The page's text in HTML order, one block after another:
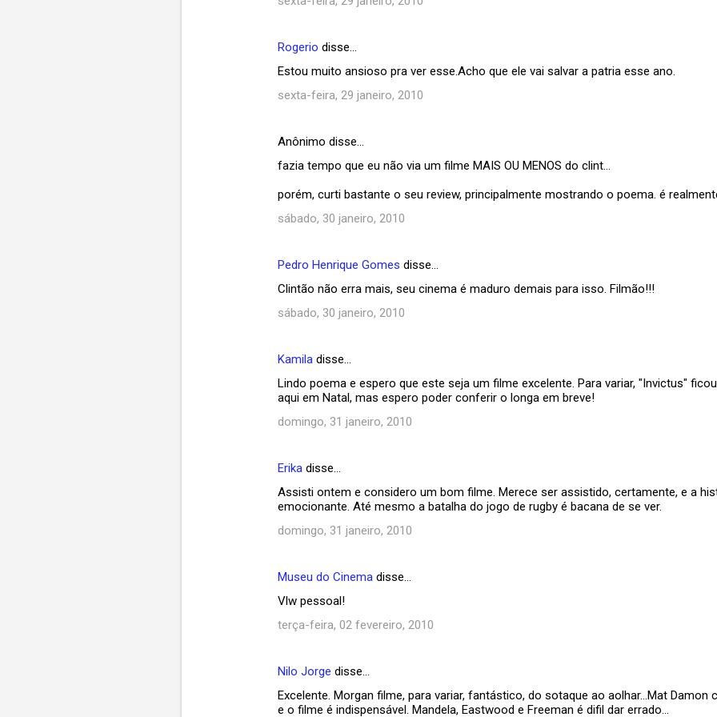
Rogerio disse…
Estou muito ansioso pra ver esse.Acho que ele vai salvar a patria esse ano.
sexta-feira, 29 janeiro, 2010
Anônimo disse…
fazia tempo que eu não via um filme MAIS OU MENOS do clint...
porém, curti bastante o seu review, principalmente mostrando o poema. é
sábado, 30 janeiro, 2010
Pedro Henrique Gomes disse…
Clintão não erra mais, seu cinema é maduro demais para isso. Filmão!!!
sábado, 30 janeiro, 2010
Kamila disse…
Lindo poema e espero que este seja um filme excelente. Para variar, "Invictus"
aqui em Natal, mas espero poder conferir o longa em breve!
domingo, 31 janeiro, 2010
Erika disse…
Assisti ontem e considero um bom filme. Merece ser assistido, certamente, e a
emocionante. Até mesmo a batalha do jogo de rugby é bacana de se ver.
domingo, 31 janeiro, 2010
Museu do Cinema disse…
Vlw pessoal!
terça-feira, 02 fevereiro, 2010
Nilo Jorge disse…
Excelente. Morgan filme, para variar, fantástico, do sotaque ao aolhar...Mat Damon
e o filme é indispensável. Mandela, Eastwood e Freeman é difil dar errado...